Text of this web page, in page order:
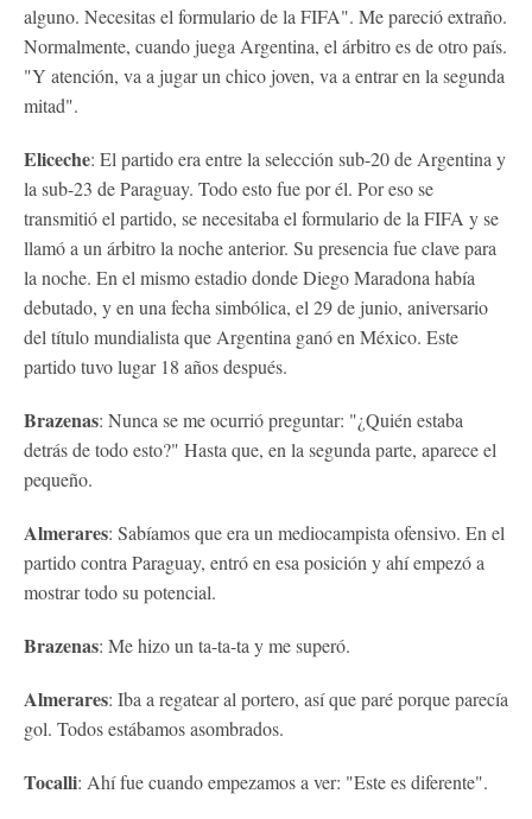
alguno. Necesitas el formulario de la FIFA". Me pareció extraño.
Normalmente, cuando juega Argentina, el árbitro es de otro país.
"Y atención, va a jugar un chico joven, va a entrar en la segunda
mitad".
Eliceche: El partido era entre la selección sub-20 de Argentina y
la sub-23 de Paraguay. Todo esto fue por él. Por eso se
transmitió el partido, se necesitaba el formulario de la FIFA y se
llamó a un árbitro la noche anterior. Su presencia fue clave para
la noche. En el mismo estadio donde Diego Maradona había
debutado, y en una fecha simbólica, el 29 de junio, aniversario
del título mundialista que Argentina ganó en México. Este
partido tuvo lugar 18 años después.
Brazenas: Nunca se me ocurrió preguntar: "¿Quién estaba
detrás de todo esto?" Hasta que, en la segunda parte, aparece el
pequeño.
Almerares: Sabíamos que era un mediocampista ofensivo. En el
partido contra Paraguay, entró en esa posición y ahí empezó a
mostrar todo su potencial.
Brazenas: Me hizo un ta-ta-ta y me superó.
Almerares: Iba a regatear al portero, así que paré porque parecía
gol. Todos estábamos asombrados.
Tocalli: Ahí fue cuando empezamos a ver: "Este es diferente".